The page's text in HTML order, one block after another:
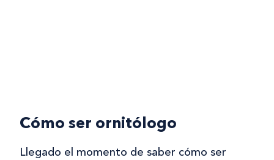
Cómo ser ornitólogo
Llegado el momento de saber cómo ser